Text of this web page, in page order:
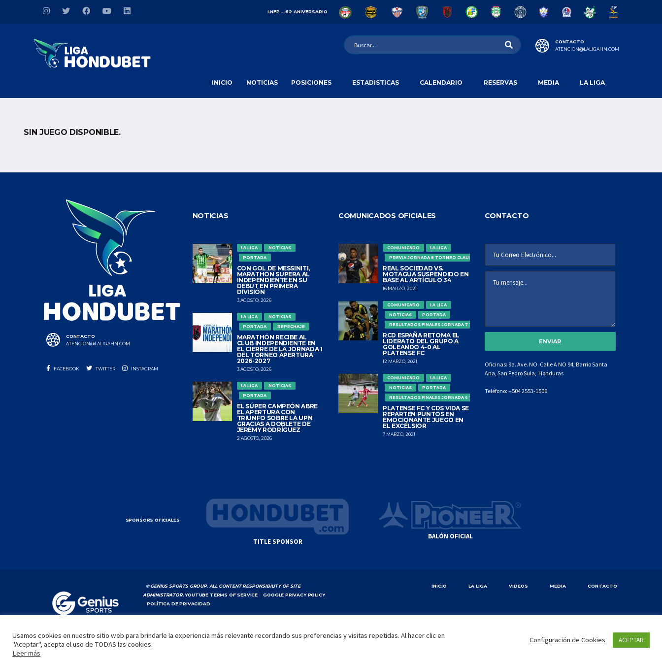
LNFP – 62 ANIVERSARIO
CONTACTO
ATENCION@LALIGAHN.COM
INICIO NOTICIAS POSICIONES ESTADISTICAS CALENDARIO RESERVAS MEDIA LA LIGA
SIN JUEGO DISPONIBLE.
CONTACTO
ATENCION@LALIGAHN.COM
FACEBOOK TWITTER INSTAGRAM
NOTICIAS
LA LIGA
NOTICIAS
PORTADA
CON GOL DE MESSINITI,
MARATHÓN SUPERA AL
INDEPENDIENTE EN SU
DEBUT EN PRIMERA
DIVISIÓN
3 AGOSTO, 2026
LA LIGA
NOTICIAS
PORTADA
REPECHAJE
MARATHÓN RECIBE AL
CLUB INDEPENDIENTE EN
EL CIERRE DE LA JORNADA 1
DEL TORNEO APERTURA
2026-2027
3 AGOSTO, 2026
LA LIGA
NOTICIAS
PORTADA
EL SÚPER CAMPEÓN ABRE
EL APERTURA CON
TRIUNFO SOBRE LA UPN
GRACIAS A DOBLETE DE
JEREMY RODRÍGUEZ
2 AGOSTO, 2026
COMUNICADOS OFICIALES
COMUNICADO
LA LIGA
PREVIA JORNADA 8 TORNEO CLAUSURA
REAL SOCIEDAD VS.
MOTAGUA SUSPENDIDO EN
BASE AL ARTÍCULO 34
16 MARZO, 2021
COMUNICADO
LA LIGA
NOTICIAS
PORTADA
RESULTADOS FINALES JORNADA 7 TORNEO CLAUSURA
RCD ESPAÑA RETOMA EL
LIDERATO DEL GRUPO A
GOLEANDO 4-0 AL
PLATENSE FC
12 MARZO, 2021
COMUNICADO
LA LIGA
NOTICIAS
PORTADA
RESULTADOS FINALES JORNADA 6 TORNEO CLAUSURA
PLATENSE FC Y CDS VIDA SE
REPARTEN PUNTOS EN
EMOCIONANTE JUEGO EN
EL EXCÉLSIOR
7 MARZO, 2021
CONTACTO
Oficinas: 9a. Ave. NO. Calle A NO 94, Barrio Santa
Ana, San Pedro Sula, Honduras
Teléfono: +504 2553-1506
SPONSORS OFICIALES
TITLE SPONSOR
BALÓN OFICIAL
© GENIUS SPORTS GROUP. ALL CONTENT RESPONSIBILITY OF SITE
ADMINISTRATOR. YOUTUBE TERMS OF SERVICE |GOOGLE PRIVACY POLICY
|POLÍTICA DE PRIVACIDAD
INICIO LA LIGA VIDEOS MEDIA CONTACTO
Usamos cookies en nuestro sitio web para brindarle la experiencia más relevante recordando sus preferencias y visitas repetidas. Al hacer clic en
"Aceptar", acepta el uso de TODAS las cookies.
Leer más
Configuración de Cookies ACEPTAR